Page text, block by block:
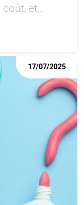
coût, et
un
17/07/2025